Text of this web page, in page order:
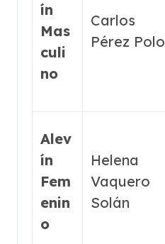
ín
Mas
culi
no
Carlos
Pérez Polo
Alev
ín
Fem
enin
o
Helena
Vaquero
Solán